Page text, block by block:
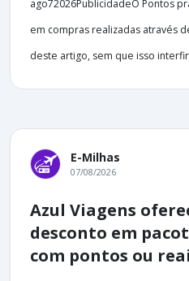
ago72026PublicidadeO Pontos
em compras realizadas através
deste artigo, sem que isso
E-Milhas
07/08/2026
Azul Viagens
desconto em
com pontos ou